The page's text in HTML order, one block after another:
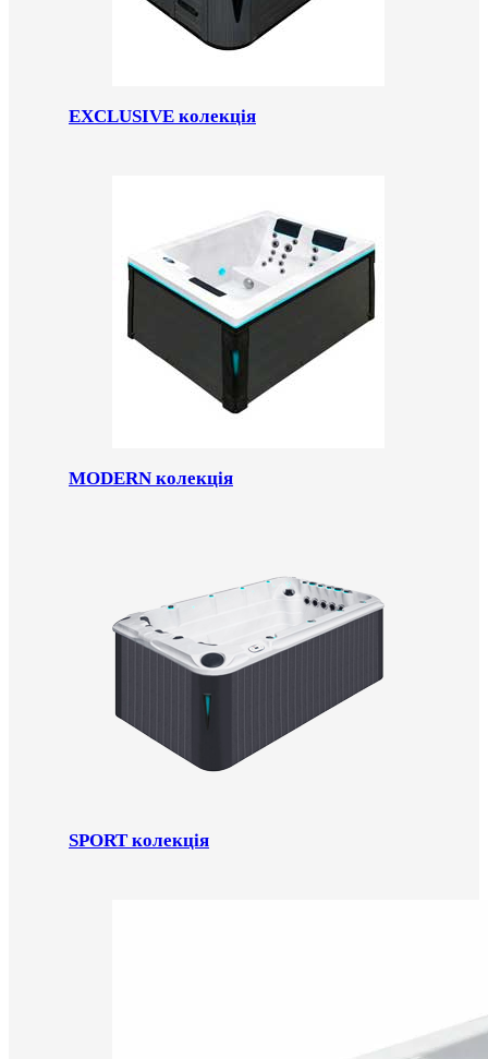
EXCLUSIVE колекція
MODERN колекція
SPORT колекція